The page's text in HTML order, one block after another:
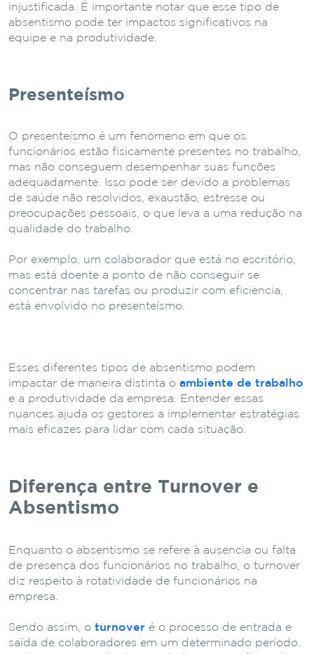
injustificada. É importante notar que esse tipo de
absentismo pode ter impactos significativos na
equipe e na produtividade.
Presenteísmo
O presenteísmo é um fenômeno em que os
funcionários estão fisicamente presentes no trabalho,
mas não conseguem desempenhar suas funções
adequadamente. Isso pode ser devido a problemas
de saúde não resolvidos, exaustão, estresse ou
preocupações pessoais, o que leva a uma redução na
qualidade do trabalho.
Por exemplo, um colaborador que está no escritório,
mas está doente a ponto de não conseguir se
concentrar nas tarefas ou produzir com eficiência,
está envolvido no presenteísmo.
Esses diferentes tipos de absentismo podem
impactar de maneira distinta o ambiente de trabalho
e a produtividade da empresa. Entender essas
nuances ajuda os gestores a implementar estratégias
mais eficazes para lidar com cada situação.
Diferença entre Turnover e
Absentismo
Enquanto o absentismo se refere à ausência ou falta
de presença dos funcionários no trabalho, o turnover
diz respeito à rotatividade de funcionários na
empresa.
Sendo assim, o turnover é o processo de entrada e
saída de colaboradores em um determinado período.